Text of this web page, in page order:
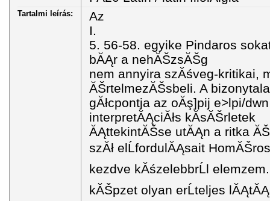
Tartalmi leírás:
Az
I.
5. 56-58. egyike Pindaros
bĂĄr a nehĂŠzsĂŠg
nem annyira szĂśveg-kritikai,
ĂŠrtelmezĂŠsbeli. A
gĂłcpontja az oĂş]pij e>lpi/
interpretĂĄciĂłs kĂ­sĂŠrletek
ĂĄttekintĂŠse utĂĄn a ritka
szĂł elĹfordulĂĄsait
kezdve kĂśzelebbrĹl
kĂŠpzet olyan erĹteljes